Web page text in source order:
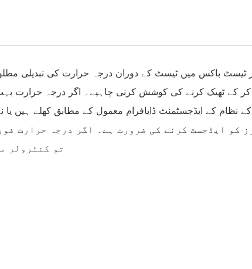
ٹیسٹ باکس میں ٹیسٹ کے دوران درجہ حرارت کی تبدیلی
کر کے ٹھیک کرنے کی کوشش کرنی چاہیے۔ اگر درجہ حرارت
نظام کے ایڈجسٹمنٹ ڈایافرام معمول کے مطابق کھلے ہیں
تو کنٹرولر